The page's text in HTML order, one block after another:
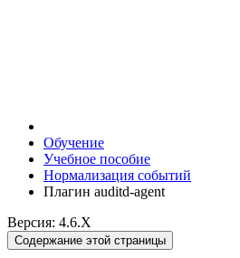
Обучение
Учебное пособие
Нормализация событий
Плагин auditd-agent
Версия: 4.6.X
Содержание этой страницы